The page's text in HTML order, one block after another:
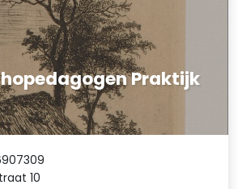
Praktijk
10